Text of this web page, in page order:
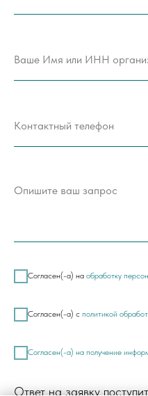
Согласен(-а) на обработку
Согласен(-а) с политикой
Согласен(-а) на получение
Ответ на заявку